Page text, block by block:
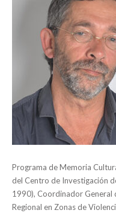
Programa de Memoria
del Centro de Investigación
1990), Coordinador General
Regional en Zonas de